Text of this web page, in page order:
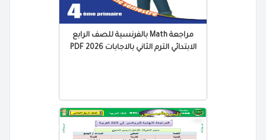
مراجعة Math بالفرنسية للصف الرابع
الابتدائي الترم الثاني بالاجابات 2026 PDF